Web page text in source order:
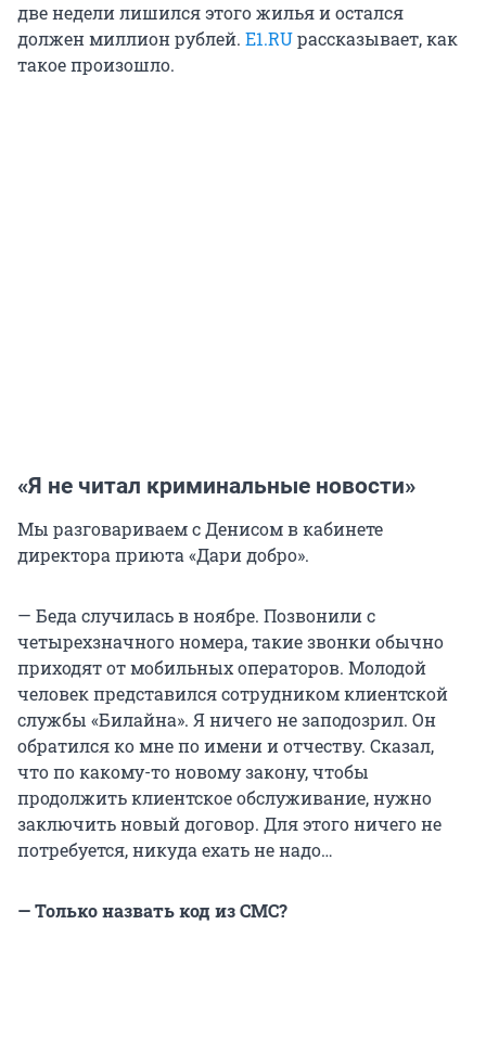
две недели лишился этого жилья и остался
должен миллион рублей. E1.RUрассказывает, как
такое произошло.
«Я не читал криминальные новости»
Мы разговариваем с Денисом в кабинете
директора приюта «Дари добро».
— Беда случилась в ноябре. Позвонили с
четырехзначного номера, такие звонки обычно
приходят от мобильных операторов. Молодой
человек представился сотрудником клиентской
службы «Билайна». Я ничего не заподозрил. Он
обратился ко мне по имени и отчеству. Сказал,
что по какому-то новому закону, чтобы
продолжить клиентское обслуживание, нужно
заключить новый договор. Для этого ничего не
потребуется, никуда ехать не надо…
— Только назвать код из СМС?